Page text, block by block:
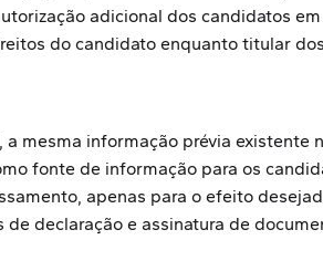
adicional dos candidatos
do candidato enquanto titular
mesma informação prévia
fonte de informação para os
apenas para o efeito
declaração e assinatura de